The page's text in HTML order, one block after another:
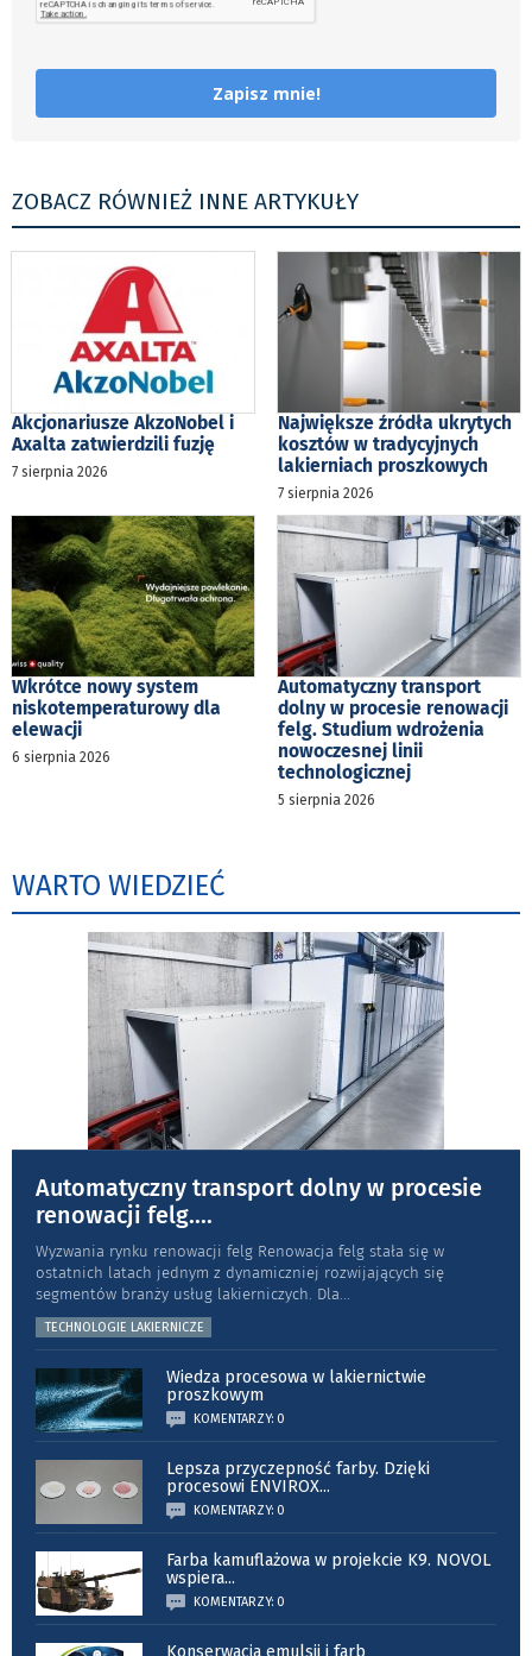
Zapisz mnie!
ZOBACZ RÓWNIEŻ INNE ARTYKUŁY
Akcjonariusze AkzoNobel i
Axalta zatwierdzili fuzję
7 sierpnia 2026
Największe źródła ukrytych
kosztów w tradycyjnych
lakierniach proszkowych
7 sierpnia 2026
Wkrótce nowy system
niskotemperaturowy dla
elewacji
6 sierpnia 2026
Automatyczny transport
dolny w procesie renowacji
felg. Studium wdrożenia
nowoczesnej linii
technologicznej
5 sierpnia 2026
WARTO WIEDZIEĆ
Automatyczny transport dolny w procesie
renowacji felg....
Wyzwania rynku renowacji felg Renowacja felg stała się w
ostatnich latach jednym z dynamiczniej rozwijających się
segmentów branży usług lakierniczych. Dla
TECHNOLOGIE LAKIERNICZE
Wiedza procesowa w lakiernictwie
proszkowym
KOMENTARZY: 0
Lepsza przyczepność farby. Dzięki
procesowi ENVIROX...
KOMENTARZY: 0
Farba kamuflażowa w projekcie K9. NOVOL
wspiera...
KOMENTARZY: 0
Konserwacja emulsji i farb